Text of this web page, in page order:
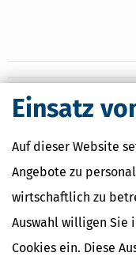
Einsatz
Auf dieser Website
Angebote zu
wirtschaftlich zu
Auswahl willigen Sie
Cookies ein. Diese
Nahe Finanzämter
Finanzamt Homburg
Finanzamt
Finanzamt Merzig
Finanzamt